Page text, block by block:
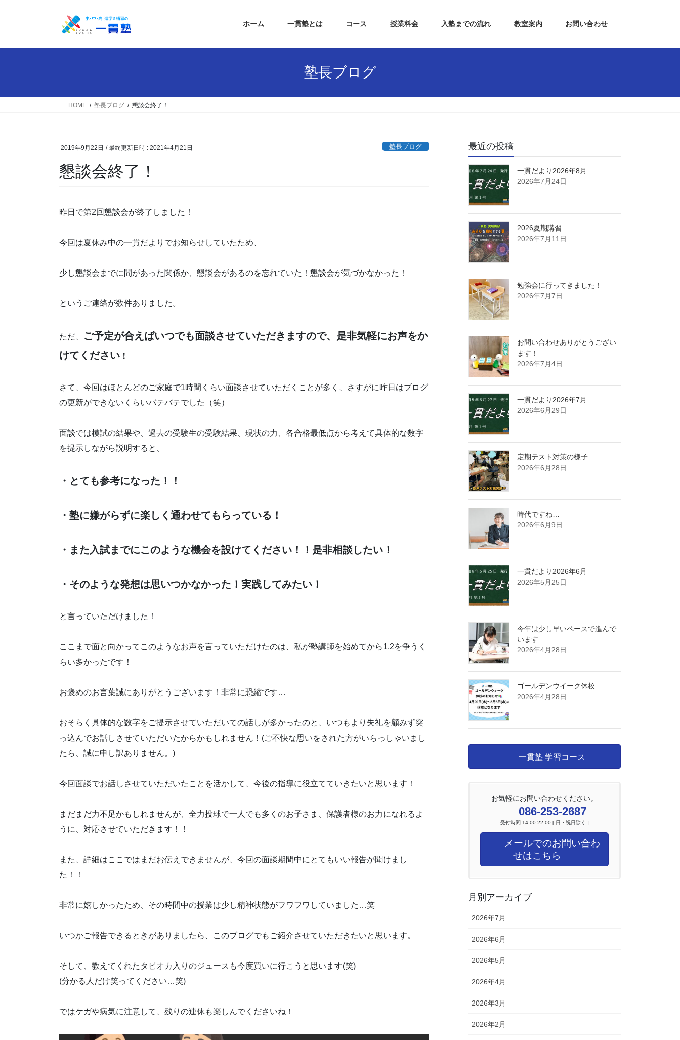
ホーム 一貫塾とは コース 授業料金 入塾までの流れ 教室案内 お問い合わせ
塾長ブログ
HOME 塾長ブログ 懇談会終了！
2019年9月22日 / 最終更新日時 : 2021年4月21日 塾長ブログ
懇談会終了！
昨日で第2回懇談会が終了しました！
今回は夏休み中の一貫だよりでお知らせしていたため、
少し懇談会までに間があった関係か、懇談会があるのを忘れていた！懇談会が気づかなかった！
というご連絡が数件ありました。
ただ、
ご予定が合えばいつでも面談させていただきますので、是非気軽にお声をか
けてください ！
さて、今回はほとんどのご家庭で1時間くらい面談させていただくことが多く、さすがに昨日はブログ
の更新ができないくらいバテバテでした（笑）
面談では模試の結果や、過去の受験生の受験結果、現状の力、各合格最低点から考えて具体的な数字
を提示しながら説明すると、
・とても参考になった！！
・塾に嫌がらずに楽しく通わせてもらっている！
・また入試までにこのような機会を設けてください！！是非相談したい！
・そのような発想は思いつかなかった！実践してみたい！
と言っていただけました！
ここまで面と向かってこのようなお声を言っていただけたのは、私が塾講師を始めてから1,2を争うく
らい多かったです！
お褒めのお言葉誠にありがとうございます！非常に恐縮です…
おそらく具体的な数字をご提示させていただいての話しが多かったのと、いつもより失礼を顧みず突
っ込んでお話しさせていただいたからかもしれません！(ご不快な思いをされた方がいらっしゃいまし
たら、誠に申し訳ありません。)
今回面談でお話しさせていただいたことを活かして、今後の指導に役立てていきたいと思います！
まだまだ力不足かもしれませんが、全力投球で一人でも多くのお子さま、保護者様のお力になれるよ
うに、対応させていただきます！！
また、詳細はここではまだお伝えできませんが、今回の面談期間中にとてもいい報告が聞けまし
た！！
非常に嬉しかったため、その時間中の授業は少し精神状態がフワフワしていました…笑
いつかご報告できるときがありましたら、このブログでもご紹介させていただきたいと思います。
そして、教えてくれたタピオカ入りのジュースも今度買いに行こうと思います(笑)
(分かる人だけ笑ってください…笑)
ではケガや病気に注意して、残りの連休も楽しんでくださいね！
最近の投稿
一貫だより2026年8月
2026年7月24日
2026夏期講習
2026年7月11日
勉強会に行ってきました！
2026年7月7日
お問い合わせありがとうござい
ます！
2026年7月4日
一貫だより2026年7月
2026年6月29日
定期テスト対策の様子
2026年6月28日
時代ですね…
2026年6月9日
一貫だより2026年6月
2026年5月25日
今年は少し早いペースで進んで
います
2026年4月28日
ゴールデンウイーク休校
2026年4月28日
一貫塾 学習コース
お気軽にお問い合わせください。
086-253-2687
受付時間 14:00-22:00 [ 日・祝日除く ]
メールでのお問い合わ
せはこちら
月別アーカイブ
2026年7月
2026年6月
2026年5月
2026年4月
2026年3月
2026年2月